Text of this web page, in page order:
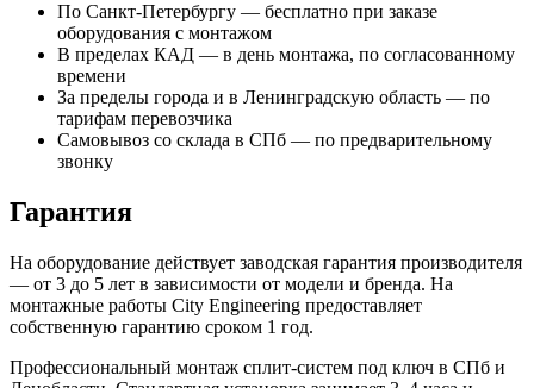
По Санкт-Петербургу — бесплатно при заказе
оборудования с монтажом
В пределах КАД — в день монтажа, по согласованному
времени
За пределы города и в Ленинградскую область — по
тарифам перевозчика
Самовывоз со склада в СПб — по предварительному
звонку
Гарантия
На оборудование действует заводская гарантия производителя
— от 3 до 5 лет в зависимости от модели и бренда. На
монтажные работы City Engineering предоставляет
собственную гарантию сроком 1 год.
Профессиональный монтаж сплит-систем под ключ в СПб и